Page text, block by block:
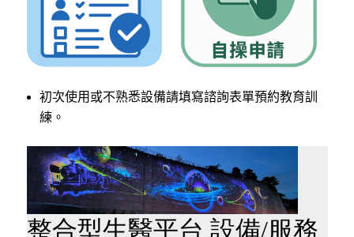
初次使用或不熟悉設備請填寫諮詢表單預約教育訓
練。